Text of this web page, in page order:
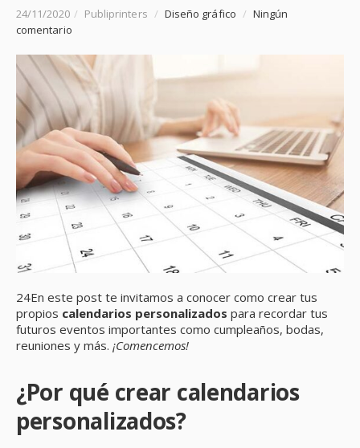
24/11/2020 / Publiprinters / Diseño gráfico / Ningún
comentario
24En este post te invitamos a conocer como crear tus
propios calendarios personalizados para recordar tus
futuros eventos importantes como cumpleaños, bodas,
reuniones y más. ¡Comencemos!
¿Por qué crear calendarios
personalizados?